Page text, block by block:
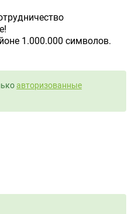
1.000.000 символов.
авторизованные